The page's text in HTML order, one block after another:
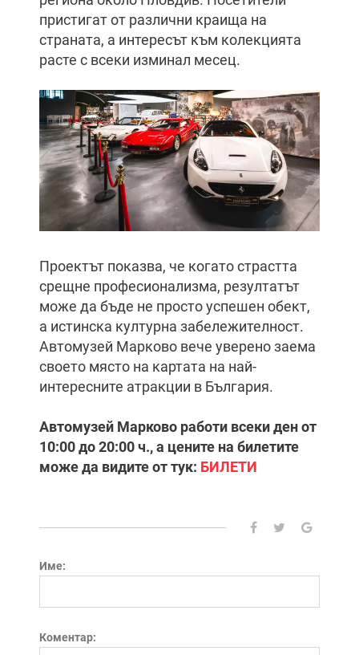
пристигат от различни краища на
страната, а интересът към колекцията
расте с всеки изминал месец.
Проектът показва, че когато страстта
срещне професионализма, резултатът
може да бъде не просто успешен обект,
а истинска културна забележителност.
Автомузей Марково вече уверено заема
своето място на картата на най-
интересните атракции в България.
Автомузей Марково работи всеки ден от
10:00 до 20:00 ч., а цените на билетите
може да видите от тук: БИЛЕТИ
Име:
Коментар: